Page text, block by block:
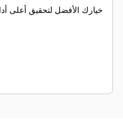
خيارك الأفضل لتحقيق أعلى